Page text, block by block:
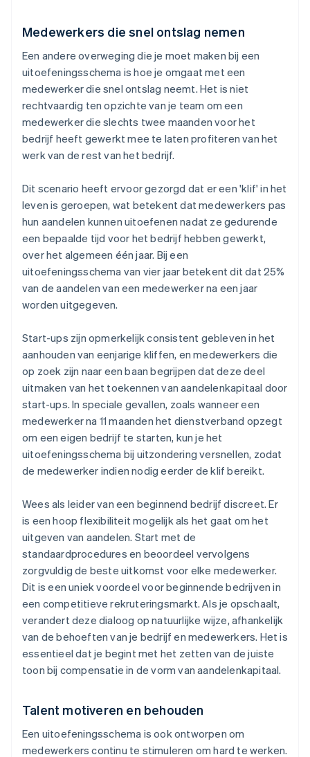
Medewerkers die snel ontslag nemen
Een andere overweging die je moet maken bij een
uitoefeningsschema is hoe je omgaat met een
medewerker die snel ontslag neemt. Het is niet
rechtvaardig ten opzichte van je team om een
medewerker die slechts twee maanden voor het
bedrijf heeft gewerkt mee te laten profiteren van het
werk van de rest van het bedrijf.
Dit scenario heeft ervoor gezorgd dat er een 'klif' in het
leven is geroepen, wat betekent dat medewerkers pas
hun aandelen kunnen uitoefenen nadat ze gedurende
een bepaalde tijd voor het bedrijf hebben gewerkt,
over het algemeen één jaar. Bij een
uitoefeningsschema van vier jaar betekent dit dat 25%
van de aandelen van een medewerker na een jaar
worden uitgegeven.
Start-ups zijn opmerkelijk consistent gebleven in het
aanhouden van eenjarige kliffen, en medewerkers die
op zoek zijn naar een baan begrijpen dat deze deel
uitmaken van het toekennen van aandelenkapitaal door
start-ups. In speciale gevallen, zoals wanneer een
medewerker na 11 maanden het dienstverband opzegt
om een eigen bedrijf te starten, kun je het
uitoefeningsschema bij uitzondering versnellen, zodat
de medewerker indien nodig eerder de klif bereikt.
Wees als leider van een beginnend bedrijf discreet. Er
is een hoop flexibiliteit mogelijk als het gaat om het
uitgeven van aandelen. Start met de
standaardprocedures en beoordeel vervolgens
zorgvuldig de beste uitkomst voor elke medewerker.
Dit is een uniek voordeel voor beginnende bedrijven in
een competitieve rekruteringsmarkt. Als je opschaalt,
verandert deze dialoog op natuurlijke wijze, afhankelijk
van de behoeften van je bedrijf en medewerkers. Het is
essentieel dat je begint met het zetten van de juiste
toon bij compensatie in de vorm van aandelenkapitaal.
Talent motiveren en behouden
Een uitoefeningsschema is ook ontworpen om
medewerkers continu te stimuleren om hard te werken.